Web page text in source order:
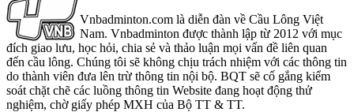
Vnbadminton.com là diễn đàn về Cầu Lông Việt
Nam. Vnbadminton được thành lập từ 2012 với mục
đích giao lưu, học hỏi, chia sẻ và thảo luận mọi vấn đề liên quan
đến cầu lông. Chúng tôi sẽ không chịu trách nhiệm với các thông tin
do thành viên đưa lên trừ thông tin nội bộ. BQT sẽ cố gắng kiểm
soát chặt chẽ các luồng thông tin Website đang hoạt động thử
nghiệm, chờ giấy phép MXH của Bộ TT & TT.